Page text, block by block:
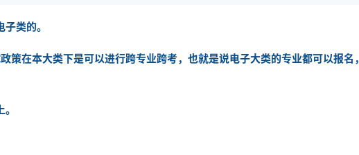
类的。
策在本大类下是可以进行跨专业跨考，也就是说电子大类的专业都可以报名，